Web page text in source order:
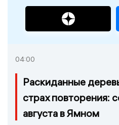
04:00
Раскиданные
страх повторения:
августа в Ямном